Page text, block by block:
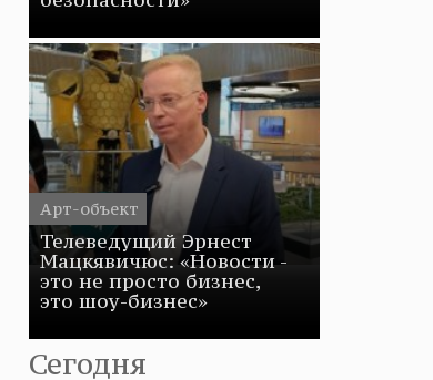
Арт-объект
Телеведущий Эрнест
Мацкявичюс: «Новости -
это не просто бизнес,
это шоу-бизнес»
Сегодня